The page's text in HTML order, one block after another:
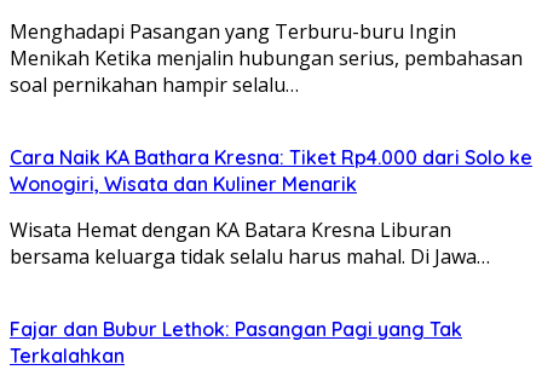
Menghadapi Pasangan yang Terburu-buru Ingin
Menikah Ketika menjalin hubungan serius, pembahasan
soal pernikahan hampir selalu…
Cara Naik KA Bathara Kresna: Tiket Rp4.000 dari Solo ke
Wonogiri, Wisata dan Kuliner Menarik
Wisata Hemat dengan KA Batara Kresna Liburan
bersama keluarga tidak selalu harus mahal. Di Jawa…
Fajar dan Bubur Lethok: Pasangan Pagi yang Tak
Terkalahkan